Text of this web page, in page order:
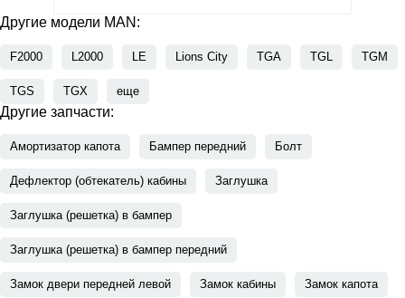
Другие модели MAN:
F2000 L2000 LE Lions City TGA TGL TGM
TGS TGX еще
Другие запчасти:
Амортизатор капота Бампер передний Болт
Дефлектор (обтекатель) кабины Заглушка
Заглушка (решетка) в бампер
Заглушка (решетка) в бампер передний
Замок двери передней левой Замок кабины Замок капота